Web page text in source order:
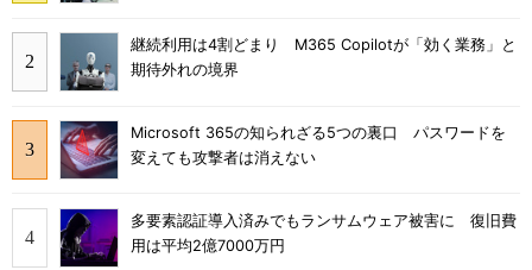
継続利用は4割どまり M365 Copilotが「効く業務」と
期待外れの境界
Microsoft 365の知られざる5つの裏口 パスワードを
変えても攻撃者は消えない
多要素認証導入済みでもランサムウェア被害に 復旧費
用は平均2億7000万円